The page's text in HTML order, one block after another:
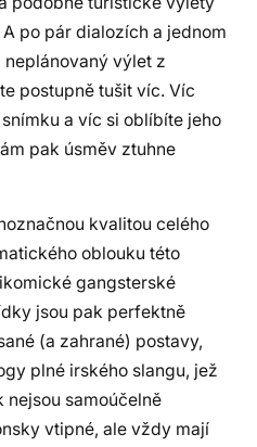
po pár dialozích a jednom
výlet z
postupně tušit víc. Víc
a víc si oblíbíte jeho
pak úsměv ztuhne
kvalitou celého
oblouku této
gangsterské
jsou pak perfektně
(a zahrané) postavy,
plné irského slangu, jež
nejsou samoúčelně
vtipné, ale vždy mají